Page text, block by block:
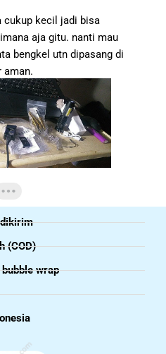
cukup kecil jadi bisa
aja gitu. nanti mau
bengkel utn dipasang di
aman.
(COD)
wrap